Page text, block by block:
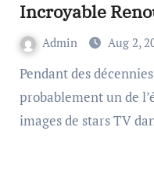
Incroyable
Admin Aug 2,
Pendant des décennies, Pamela Anderson était
probablement un de
images de stars TV